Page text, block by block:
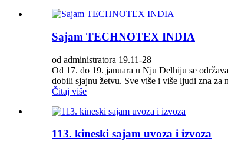
Sajam TECHNOTEX INDIA
od administratora 19.11-28
Od 17. do 19. januara u Nju Delhiju se
dobili sjajnu žetvu. Sve više i više ljudi zna za
Čitaj više
113. kineski sajam uvoza i izvoza